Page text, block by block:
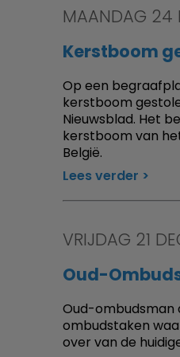
MAANDAG 24
Kerstboom
Op een
kerstboom
Nieuwsblad. Het
kerstboom van
België.
Lees verder
VRIJDAG 21
Oud-
Oud-ombudsman
ombudstaken
over van de